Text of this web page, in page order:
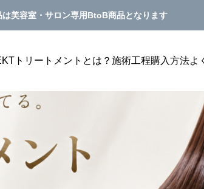
は美容室・サロン専用BtoB商品となります
KTトリートメントとは？ 施術工程購入方法よ